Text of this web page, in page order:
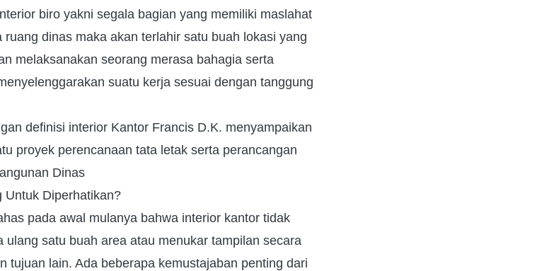
biro yakni segala bagian yang memiliki maslahat
dinas maka akan terlahir satu buah lokasi yang
melaksanakan seorang merasa bahagia serta
suatu kerja sesuai dengan tanggung
definisi interior Kantor Francis D.K. menyampaikan
proyek perencanaan tata letak serta perancangan
Dinas
Untuk Diperhatikan?
pada awal mulanya bahwa interior kantor tidak
ulang satu buah area atau menukar tampilan secara
tujuan lain. Ada beberapa kemustajaban penting dari